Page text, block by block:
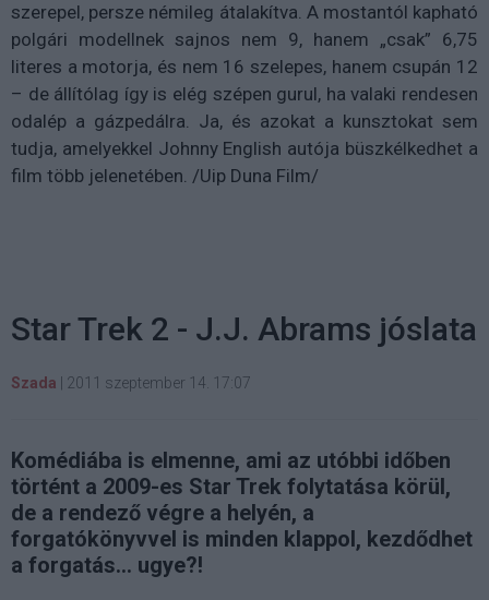
szerepel, persze némileg átalakítva. A mostantól kapható
polgári modellnek sajnos nem 9, hanem „csak” 6,75
literes a motorja, és nem 16 szelepes, hanem csupán 12
– de állítólag így is elég szépen gurul, ha valaki rendesen
odalép a gázpedálra. Ja, és azokat a kunsztokat sem
tudja, amelyekkel Johnny English autója büszkélkedhet a
film több jelenetében. /Uip Duna Film/
Star Trek 2 - J.J. Abrams jóslata
Szada 2011 szeptember 14. 17:07
Komédiába is elmenne, ami az utóbbi időben
történt a 2009-es Star Trek folytatása körül,
de a rendező végre a helyén, a
forgatókönyvvel is minden klappol, kezdődhet
a forgatás... ugye?!